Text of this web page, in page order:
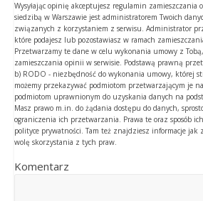
Wysyłając opinię akceptujesz regulamin zamieszczania
siedzibą w Warszawie jest administratorem Twoich
związanych z korzystaniem z serwisu. Administrator
które podajesz lub pozostawiasz w ramach
Przetwarzamy te dane w celu wykonania umowy z
zamieszczania opinii w serwisie. Podstawą prawną
b) RODO - niezbędność do wykonania umowy, której
możemy przekazywać podmiotom przetwarzającym je
podmiotom uprawnionym do uzyskania danych na
Masz prawo m.in. do żądania dostępu do danych,
ograniczenia ich przetwarzania. Prawa te oraz sposób
polityce prywatności. Tam też znajdziesz informacje jak
wolę skorzystania z tych praw.
Komentarz